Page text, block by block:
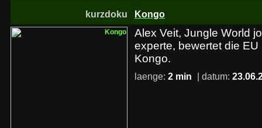
kurzdoku Kongo
Alex Veit, Jungle World
experte, bewertet die
Kongo.
laenge: 2 min | datum: